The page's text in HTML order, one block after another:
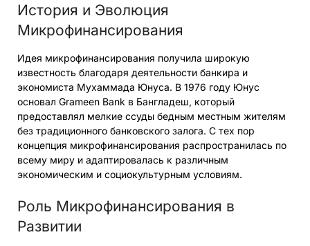
История и Эволюция
Микрофинансирования
Идея микрофинансирования получила широкую
известность благодаря деятельности банкира и
экономиста Мухаммада Юнуса. В 1976 году Юнус
основал Grameen Bank в Бангладеш, который
предоставлял мелкие ссуды бедным местным жителям
без традиционного банковского залога. С тех пор
концепция микрофинансирования распространилась по
всему миру и адаптировалась к различным
экономическим и социокультурным условиям.
Роль Микрофинансирования в
Развитии